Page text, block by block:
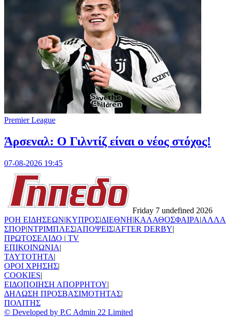
Premier League
Άρσεναλ: Ο Γιλντίζ είναι ο νέος στόχος!
07-08-2026 19:45
Friday 7 undefined 2026
ΡΟΗ ΕΙΔΗΣΕΩΝ|ΚΥΠΡΟΣ|ΔΙΕΘΝΗ|ΚΑΛΑΘΟΣΦΑΙΡΑ|ΑΛΛΑ
ΣΠΟΡ|ΝΤΡΙΜΠΛΕΣ|ΑΠΟΨΕΙΣ|AFTER DERBY|
ΠΡΩΤΟΣΕΛΙΔΟ | TV
ΕΠΙΚΟΙΝΩΝΙΑ|
TAYTOTHTA|
ΟΡΟΙ ΧΡΗΣΗΣ|
COOKIES|
ΕΙΔΟΠΟΙΗΣΗ ΑΠΟΡΡΗΤΟΥ|
ΔΗΛΩΣΗ ΠΡΟΣΒΑΣΙΜΟΤΗΤΑΣ|
ΠΟΛΙΤΗΣ
© Developed by P.C Admin 22 Limited